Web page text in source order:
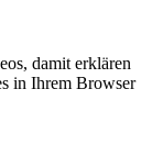
damit erklären
in Ihrem Browser